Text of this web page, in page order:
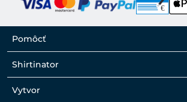
Pomôcť
Shirtinator
Vytvor